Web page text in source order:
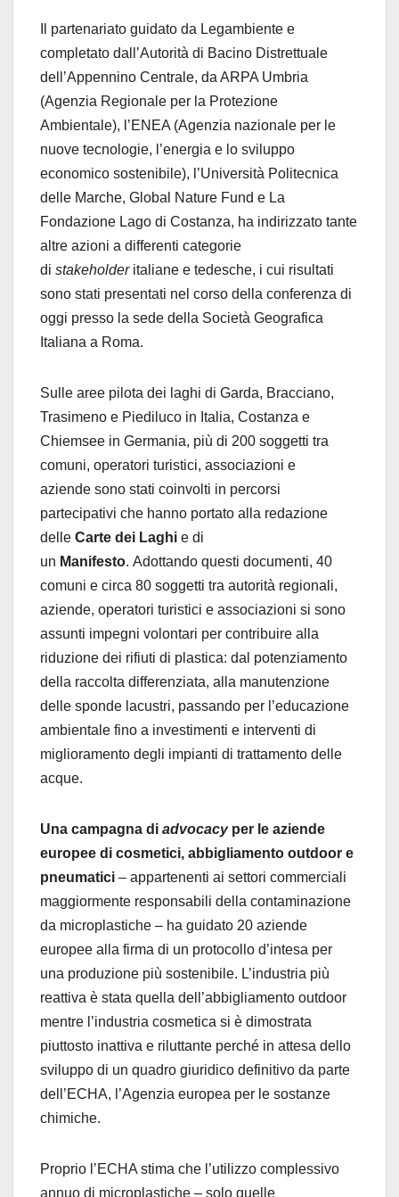
Il partenariato guidato da Legambiente e
completato dall’Autorità di Bacino Distrettuale
dell’Appennino Centrale, da ARPA Umbria
(Agenzia Regionale per la Protezione
Ambientale), l’ENEA (Agenzia nazionale per le
nuove tecnologie, l’energia e lo sviluppo
economico sostenibile), l’Università Politecnica
delle Marche, Global Nature Fund e La
Fondazione Lago di Costanza, ha indirizzato tante
altre azioni a differenti categorie
di stakeholder italiane e tedesche, i cui risultati
sono stati presentati nel corso della conferenza di
oggi presso la sede della Società Geografica
Italiana a Roma.
Sulle aree pilota dei laghi di Garda, Bracciano,
Trasimeno e Piediluco in Italia, Costanza e
Chiemsee in Germania, più di 200 soggetti tra
comuni, operatori turistici, associazioni e
aziende sono stati coinvolti in percorsi
partecipativi che hanno portato alla redazione
delle Carte dei Laghi e di
un Manifesto. Adottando questi documenti, 40
comuni e circa 80 soggetti tra autorità regionali,
aziende, operatori turistici e associazioni si sono
assunti impegni volontari per contribuire alla
riduzione dei rifiuti di plastica: dal potenziamento
della raccolta differenziata, alla manutenzione
delle sponde lacustri, passando per l’educazione
ambientale fino a investimenti e interventi di
miglioramento degli impianti di trattamento delle
acque.
Una campagna di advocacyper le aziende
europee di cosmetici, abbigliamento outdoor e
pneumatici – appartenenti ai settori commerciali
maggiormente responsabili della contaminazione
da microplastiche – ha guidato 20 aziende
europee alla firma di un protocollo d’intesa per
una produzione più sostenibile. L’industria più
reattiva è stata quella dell’abbigliamento outdoor
mentre l’industria cosmetica si è dimostrata
piuttosto inattiva e riluttante perché in attesa dello
sviluppo di un quadro giuridico definitivo da parte
dell’ECHA, l’Agenzia europea per le sostanze
chimiche.
Proprio l’ECHA stima che l’utilizzo complessivo
annuo di microplastiche – solo quelle